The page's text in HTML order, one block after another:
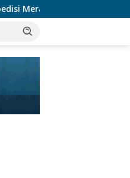
Hadir di Dumai, Perkuat